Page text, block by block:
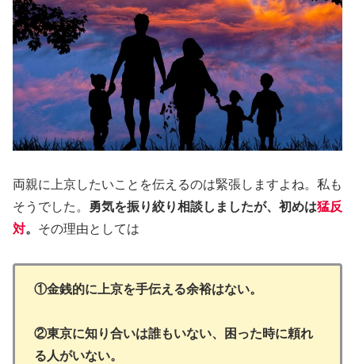
両親に上京したいことを伝えるのは緊張しますよね。私も
そうでした。
勇気を振り絞り相談しましたが、初めは猛反
対。 その理由としては
①金銭的に上京を手伝える余裕はない。
②東京に知り合いは誰もいない、困った時に頼れ
る人がいない。